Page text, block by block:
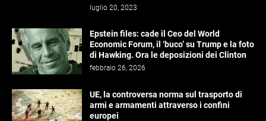
luglio 20, 2023
Epstein files: cade il Ceo del World
Economic Forum, il ‘buco’ su Trump e la foto
di Hawking. Ora le deposizioni dei Clinton
febbraio 26, 2026
UE, la controversa norma sul trasporto di
armi e armamenti attraverso i confini
europei